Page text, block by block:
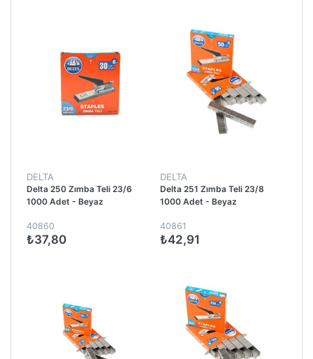
DELTA
Delta 250 Zımba Teli 23/6
1000 Adet - Beyaz
40860
₺37,80
DELTA
Delta 251 Zımba Teli 23/8
1000 Adet - Beyaz
40861
₺42,91